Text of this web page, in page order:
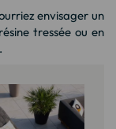
envisager un
tressée ou en